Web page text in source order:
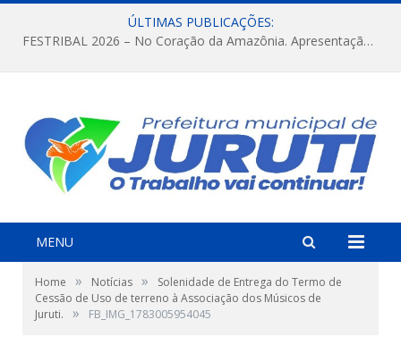
ÚLTIMAS PUBLICAÇÕES:
FESTRIBAL 2026 – No Coração da Amazônia. Apresentação da Munduruku.
MENU
Home » Notícias »
Solenidade de Entrega do Termo de
Cessão de Uso de terreno à Associação dos Músicos de
Juruti.
» FB_IMG_1783005954045